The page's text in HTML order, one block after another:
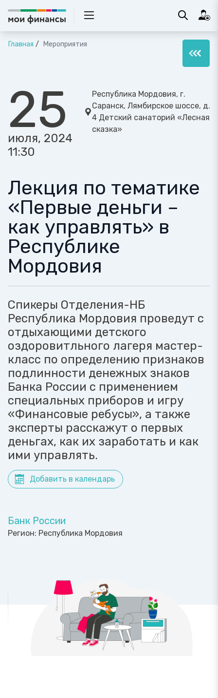
Главная Мероприятия
25
июля, 2024
11:30
Республика Мордовия, г.
Саранск, Лямбирское шоссе, д.
4 Детский санаторий «Лесная
сказка»
Лекция по тематике
«Первые деньги –
как управлять» в
Республике
Мордовия
Спикеры Отделения-НБ
Республика Мордовия проведут с
отдыхающими детского
оздоровитльного лагеря мастер-
класс по определению признаков
подлинности денежных знаков
Банка России с применением
специальных приборов и игру
«Финансовые ребусы», а также
эксперты расскажут о первых
деньгах, как их заработать и как
ими управлять.
Добавить в календарь
Банк России
Регион: Республика Мордовия